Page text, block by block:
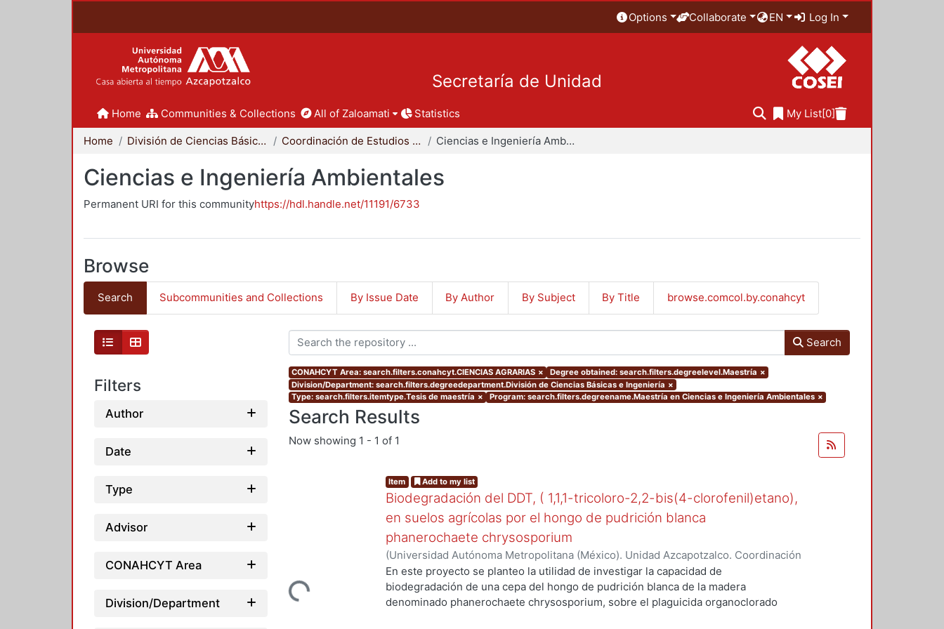
Options Collaborate EN Log In
Secretaría de Unidad
Home Communities & Collections All of Zaloamati Statistics My List[0]
Home División de Ciencias Básicas e Ingeniería Coordinación de Estudios de Posgrado - CBI Ciencias e Ingeniería Ambientales
Ciencias e Ingeniería Ambientales
Permanent URI for this communityhttps://hdl.handle.net/11191/6733
Browse
Search Subcommunities and Collections By Issue Date By Author By Subject By Title browse.comcol.by.conahcyt
Filters
Author
Date
Type
Advisor
CONAHCYT Area
Division/Department
Search
CONAHCYT Area: search.filters.conahcyt.CIENCIAS AGRARIAS × Degree obtained: search.filters.degreelevel.Maestría ×
Division/Department: search.filters.degreedepartment.División de Ciencias Básicas e Ingeniería ×
Type: search.filters.itemtype.Tesis de maestría × Program: search.filters.degreename.Maestría en Ciencias e Ingeniería Ambientales ×
Search Results
Now showing 1 - 1 of 1
Loading...
Item Add to my list
Biodegradación del DDT, ( 1,1,1-tricoloro-2,2-bis(4-clorofenil)etano),
en suelos agrícolas por el hongo de pudrición blanca
phanerochaete chrysosporium
(Universidad Autónoma Metropolitana (México). Unidad Azcapotzalco. Coordinación
de Servicios de Información. ,2003-06 )Cruz Colín, María del Rocío
En este proyecto se planteo la utilidad de investigar la capacidad de
biodegradación de una cepa del hongo de pudrición blanca de la madera
denominado phanerochaete chrysosporium, sobre el plaguicida organoclorado